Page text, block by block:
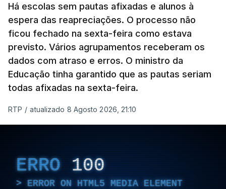
Há escolas sem pautas afixadas e alunos à
espera das reapreciações. O processo não
ficou fechado na sexta-feira como estava
previsto. Vários agrupamentos receberam os
dados com atraso e erros. O ministro da
Educação tinha garantido que as pautas seriam
todas afixadas na sexta-feira.
RTP / atualizado 8 Agosto 2026, 21:10
ERRO 100
ERROR ON HTML5 MEDIA ELEMENT